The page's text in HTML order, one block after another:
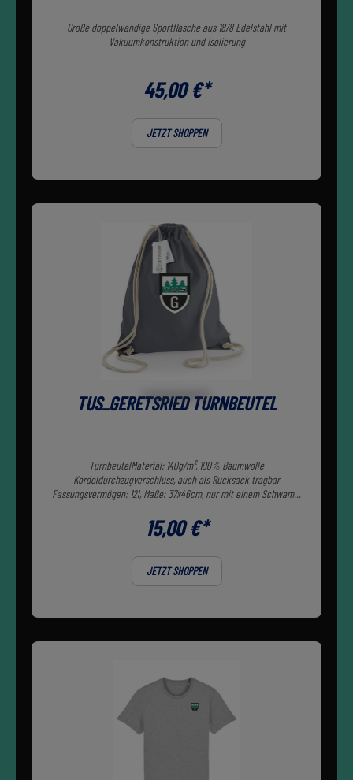
Große doppelwandige Sportflasche aus 18/8 Edelstahl mit
Vakuumkonstruktion und Isolierung
45,00 €*
JETZT SHOPPEN
TUS_GERETSRIED TURNBEUTEL
TurnbeutelMaterial: 140g/m², 100% Baumwolle
Kordeldurchzugverschluss, auch als Rucksack tragbar
Fassungsvermögen: 12l, Maße: 37x46cm, nur mit einem Schwamm
15,00 €*
JETZT SHOPPEN